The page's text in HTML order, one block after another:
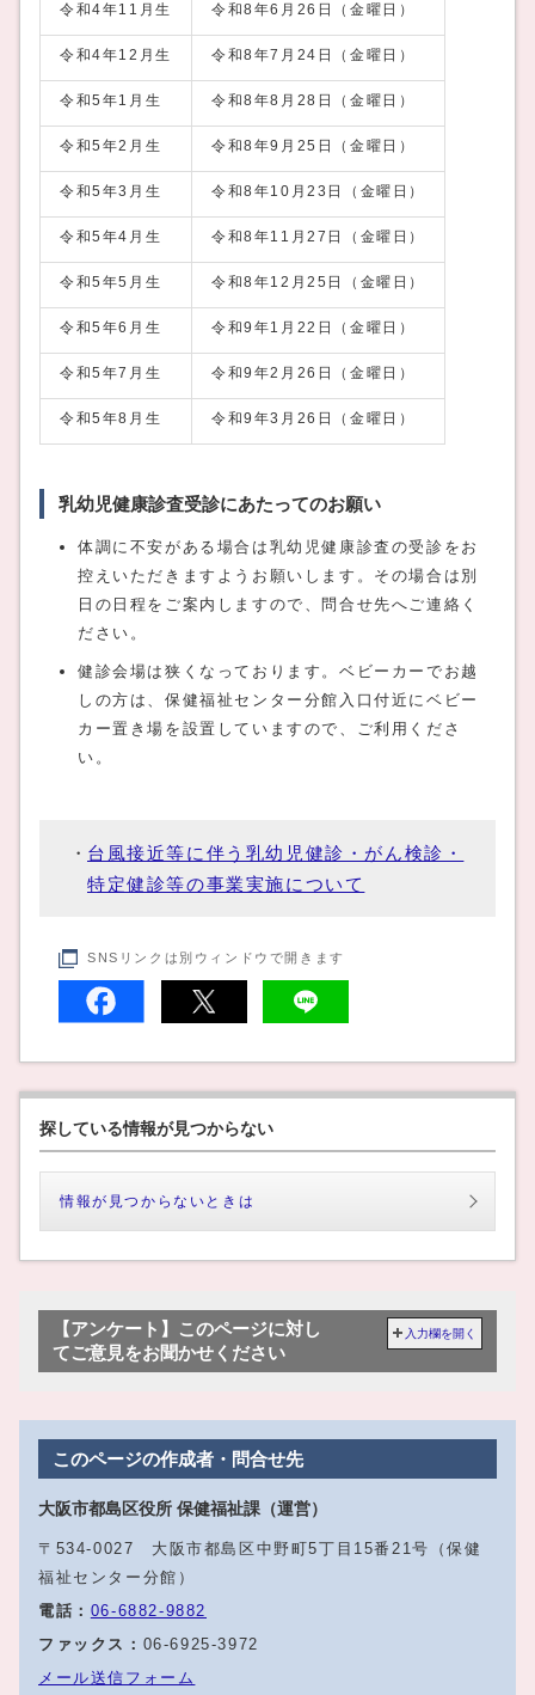
令和4年11月生 令和8年6月26日（金曜日）
令和4年12月生 令和8年7月24日（金曜日）
令和5年1月生 令和8年8月28日（金曜日）
令和5年2月生 令和8年9月25日（金曜日）
令和5年3月生 令和8年10月23日（金曜日）
令和5年4月生 令和8年11月27日（金曜日）
令和5年5月生 令和8年12月25日（金曜日）
令和5年6月生 令和9年1月22日（金曜日）
令和5年7月生 令和9年2月26日（金曜日）
令和5年8月生 令和9年3月26日（金曜日）
乳幼児健康診査受診にあたってのお願い
体調に不安がある場合は乳幼児健康診査の受診をお
控えいただきますようお願いします。その場合は別
日の日程をご案内しますので、問合せ先へご連絡く
ださい。
健診会場は狭くなっております。ベビーカーでお越
しの方は、保健福祉センター分館入口付近にベビー
カー置き場を設置していますので、ご利用くださ
い。
台風接近等に伴う乳幼児健診・がん検診・
特定健診等の事業実施について
SNSリンクは別ウィンドウで開きます
探している情報が見つからない
情報が見つからないときは
【アンケート】このページに対し
てご意見をお聞かせください
入力欄を開く
このページの作成者・問合せ先
大阪市都島区役所 保健福祉課（運営）
〒534-0027 大阪市都島区中野町5丁目15番21号（保健
福祉センター分館）
電話： 06‐6882‐9882
ファックス： 06‐6925‐3972
メール送信フォーム